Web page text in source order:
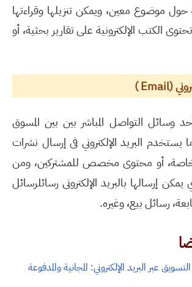
موضوع معين، ويمكن تنزيلها وقراءتها
الكتب الإلكترونية على تقارير بحثية، أو
(
Email
)
وسائل التواصل المباشر بين بين المسوق
يستخدم البريد الإلكتروني فى إرسال نشرات
أو محتوى مخصص للمشتركين، ومن
يمكن إرسالها بالبريد الإلكترونى رسائلرسائل
رسائل بيع، وغيره.
عبر البريد الإلكتروني: المجانية والمدفوعة